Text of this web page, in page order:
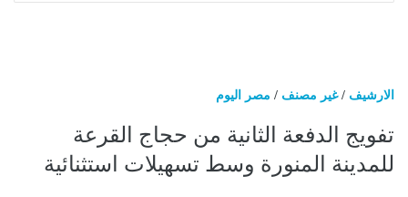
الارشيف /غير مصنف / مصر اليوم
تفويج الدفعة الثانية من حجاج القرعة
للمدينة المنورة وسط تسهيلات استثنائية